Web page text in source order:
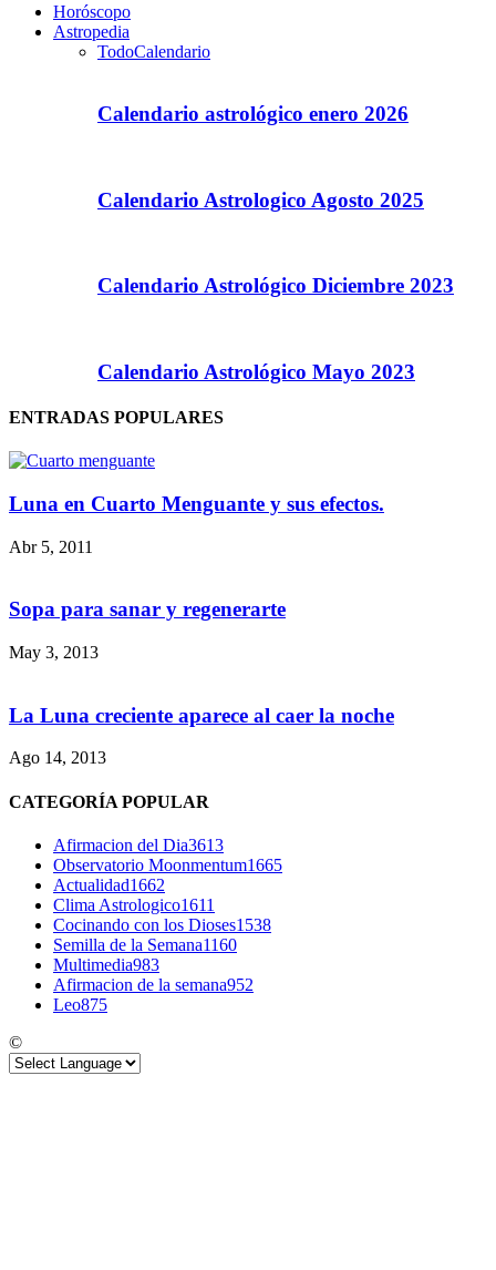
Horóscopo
Astropedia
TodoCalendario
Calendario astrológico enero 2026
Calendario Astrologico Agosto 2025
Calendario Astrológico Diciembre 2023
Calendario Astrológico Mayo 2023
ENTRADAS POPULARES
Luna en Cuarto Menguante y sus efectos.
Abr 5, 2011
Sopa para sanar y regenerarte
May 3, 2013
La Luna creciente aparece al caer la noche
Ago 14, 2013
CATEGORÍA POPULAR
Afirmacion del Dia3613
Observatorio Moonmentum1665
Actualidad1662
Clima Astrologico1611
Cocinando con los Dioses1538
Semilla de la Semana1160
Multimedia983
Afirmacion de la semana952
Leo875
©